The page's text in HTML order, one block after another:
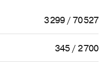
3 299 / 70 527
345 / 2 700